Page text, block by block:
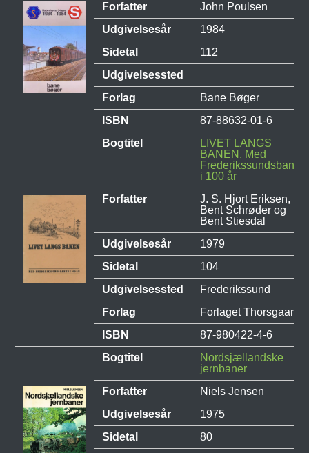
Forfatter
John Poulsen
Udgivelsesår
1984
Sidetal
112
Udgivelsessted
Forlag
Bane Bøger
ISBN
87-88632-01-6
Bogtitel
LIVET LANGS
BANEN, Med
Frederikssundsbanen
i 100 år
Forfatter
J. S. Hjort Eriksen,
Bent Schrøder og
Bent Stiesdal
Udgivelsesår
1979
Sidetal
104
Udgivelsessted
Frederikssund
Forlag
Forlaget Thorsgaard
ISBN
87-980422-4-6
Bogtitel
Nordsjællandske
jernbaner
Forfatter
Niels Jensen
Udgivelsesår
1975
Sidetal
80